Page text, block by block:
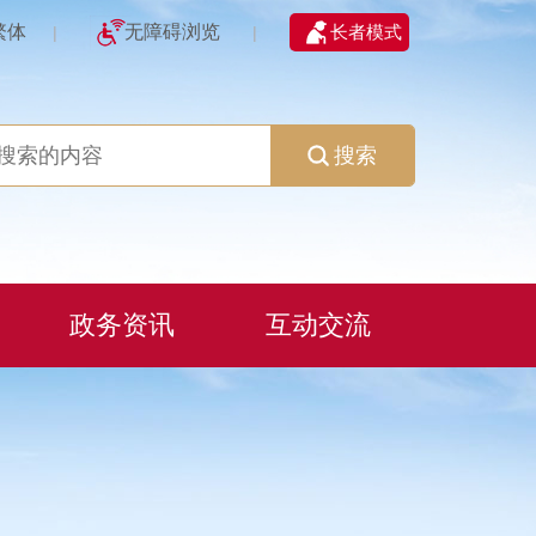
体 | 无障碍浏览 | 长者模式
搜索
政务资讯 互动交流